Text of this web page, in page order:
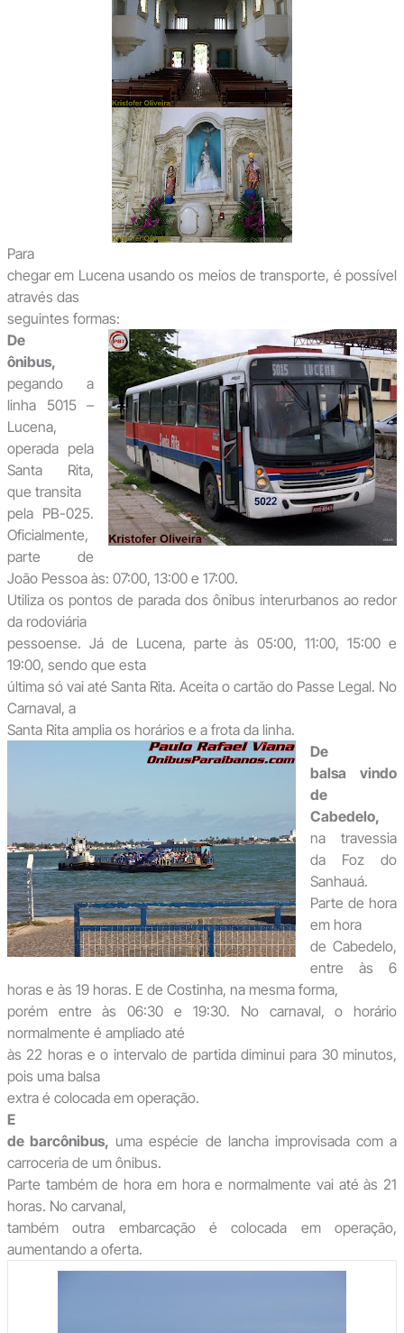
Para
chegar em Lucena usando os meios de transporte, é possível
através das
seguintes formas:
De
ônibus,
pegando a
linha 5015 –
Lucena,
operada pela
Santa Rita,
que transita
pela PB-025.
Oficialmente,
parte de
João Pessoa às: 07:00, 13:00 e 17:00.
Utiliza os pontos de parada dos ônibus interurbanos ao redor
da rodoviária
pessoense. Já de Lucena, parte às 05:00, 11:00, 15:00 e
19:00, sendo que esta
última só vai até Santa Rita. Aceita o cartão do Passe Legal. No
Carnaval, a
Santa Rita amplia os horários e a frota da linha.
De
balsa vindo
de
Cabedelo,
na travessia
da Foz do
Sanhauá.
Parte de hora
em hora
de Cabedelo,
entre às 6
horas e às 19 horas. E de Costinha, na mesma forma,
porém entre às 06:30 e 19:30. No carnaval, o horário
normalmente é ampliado até
às 22 horas e o intervalo de partida diminui para 30 minutos,
pois uma balsa
extra é colocada em operação.
E
de barcônibus, uma espécie de lancha improvisada com a
carroceria de um ônibus.
Parte também de hora em hora e normalmente vai até às 21
horas. No carvanal,
também outra embarcação é colocada em operação,
aumentando a oferta.